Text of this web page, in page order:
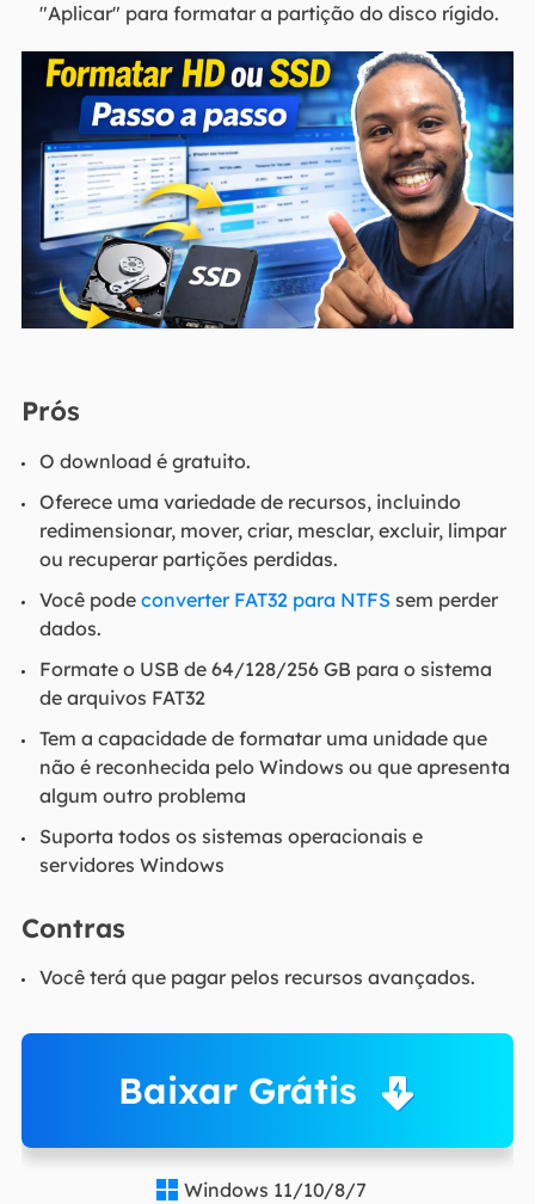
"Aplicar" para formatar a partição do disco rígido.
Prós
O download é gratuito.
Oferece uma variedade de recursos, incluindo
redimensionar, mover, criar, mesclar, excluir, limpar
ou recuperar partições perdidas.
Você pode converter FAT32 para NTFS sem perder
dados.
Formate o USB de 64/128/256 GB para o sistema
de arquivos FAT32
Tem a capacidade de formatar uma unidade que
não é reconhecida pelo Windows ou que apresenta
algum outro problema
Suporta todos os sistemas operacionais e
servidores Windows
Contras
Você terá que pagar pelos recursos avançados.
Baixar Grátis
 Windows 11/10/8/7